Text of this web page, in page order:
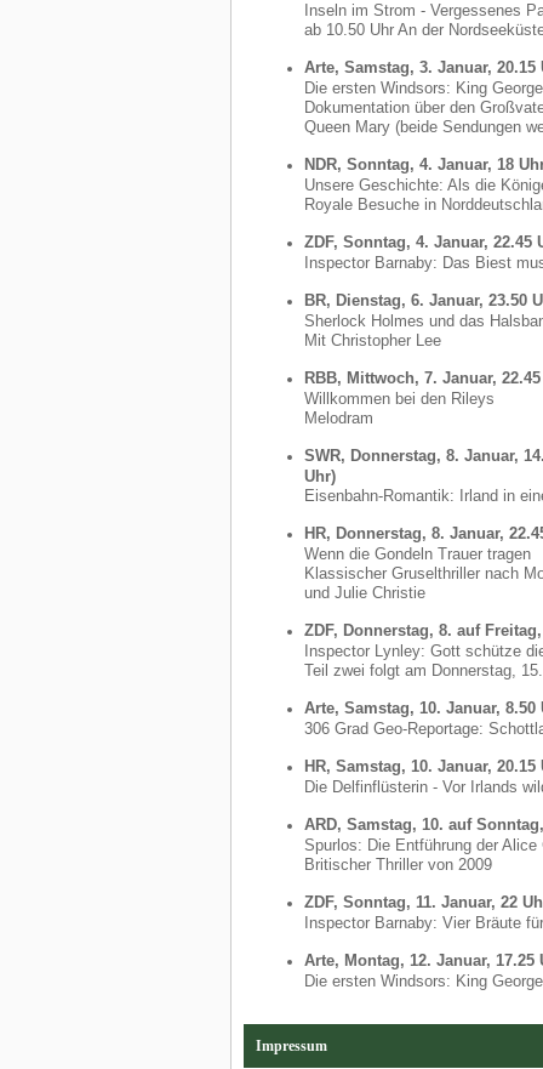
Inseln im Strom - Vergessenes
ab 10.50 Uhr An der
Arte, Samstag, 3. Januar, 20.15
Die ersten Windsors: King
Dokumentation über den
Queen Mary (beide Sendungen
NDR, Sonntag, 4. Januar, 18
Unsere Geschichte: Als die
Royale Besuche in
ZDF, Sonntag, 4. Januar, 22.45
Inspector Barnaby: Das Biest
BR, Dienstag, 6. Januar, 23.50
Sherlock Holmes und das
Mit Christopher Lee
RBB, Mittwoch, 7. Januar,
Willkommen bei den Rileys
Melodram
SWR, Donnerstag, 8. Januar,
Uhr)
Eisenbahn-Romantik: Irland in
HR, Donnerstag, 8. Januar,
Wenn die Gondeln Trauer tragen
Klassischer Gruselthriller nach
und Julie Christie
ZDF, Donnerstag, 8. auf
Inspector Lynley: Gott schütze
Teil zwei folgt am Donnerstag,
Arte, Samstag, 10. Januar, 8.50
306 Grad Geo-Reportage:
HR, Samstag, 10. Januar, 20.15
Die Delfinflüsterin - Vor Irlands
ARD, Samstag, 10. auf
Spurlos: Die Entführung der Alice
Britischer Thriller von 2009
ZDF, Sonntag, 11. Januar, 22
Inspector Barnaby: Vier Bräute
Arte, Montag, 12. Januar, 17.25
Die ersten Windsors: King
Impressum